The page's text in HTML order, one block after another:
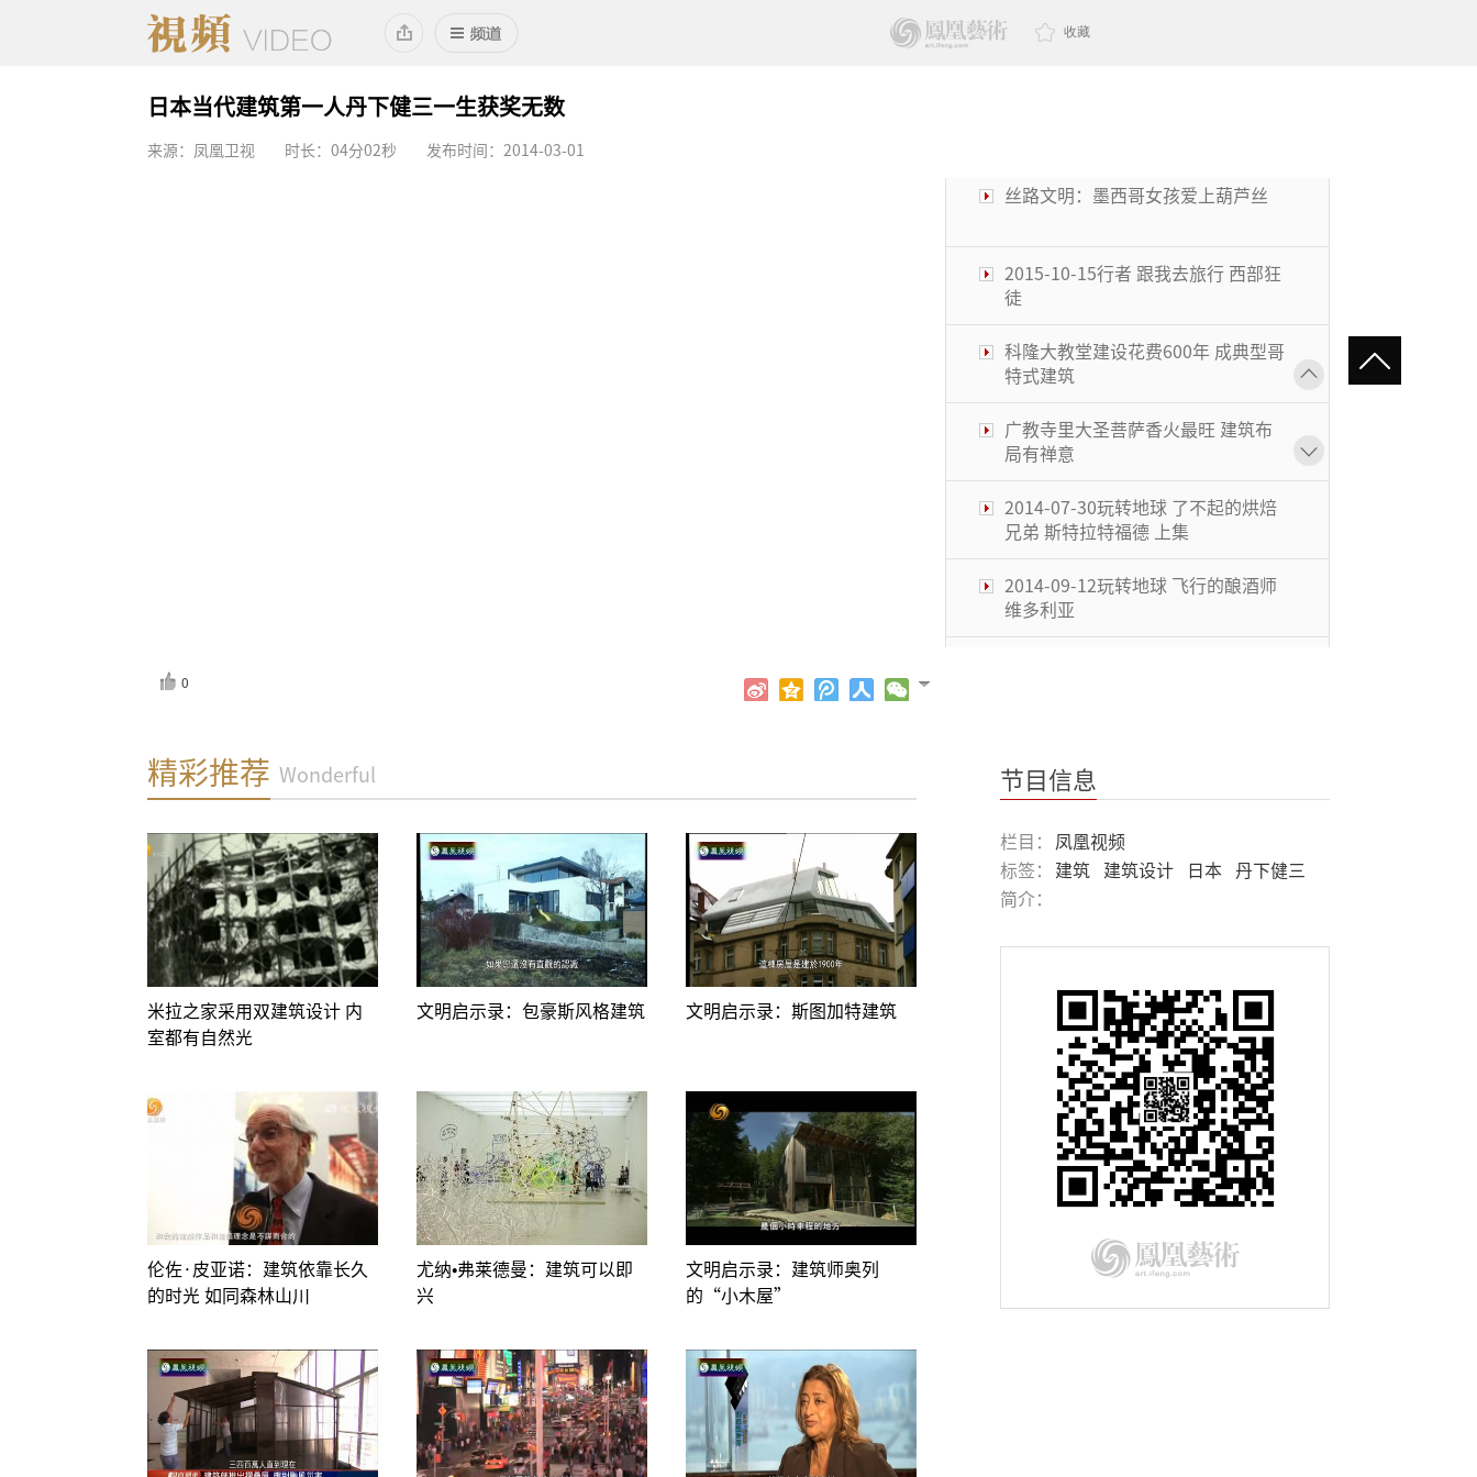
收藏
日本当代建筑第一人丹下健三一生获奖无数
来源：凤凰卫视 时长：04分02秒 发布时间：2014-03-01
2015-10-15行者 跟我去旅行 西部狂
科隆大教堂建设花费600年 成典型哥
特式建筑
广教寺里大圣菩萨香火最旺 建筑布
局有禅意
2014-07-30玩转地球 了不起的烘焙
兄弟 斯特拉特福德 上集
2014-09-12玩转地球 飞行的酿酒师
维多利亚
2015-08-31扬帆走海丝 走进旅游胜
地马耳他
钉
伯利别墅受欧洲建筑影响 采用古典
主义风格
哈利波特故事的标志建筑：国王十字
克里夫顿悬索桥是维多利亚时期的建
简-布鲁威建筑设计带有强烈工业美
0
精彩推荐 Wonderful
米拉之家采用双建筑设计 内
室都有自然光
文明启示录：包豪斯风格建筑 文明启示录：斯图加特建筑
伦佐·皮亚诺：建筑依靠长久
的时光 如同森林山川
尤纳•弗莱德曼：建筑可以即
兴
文明启示录：建筑师奥列
的“小木屋”
节目信息
栏目：
凤凰视频
标签：
建筑 建筑设计 日本
丹下健三
简介：